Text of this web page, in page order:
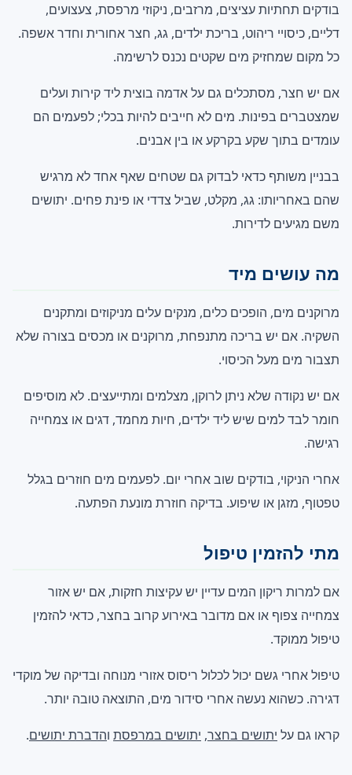
בודקים תחתיות עציצים, מרזבים, ניקוזי מרפסת, צעצועים,
דליים, כיסויי ריהוט, בריכת ילדים, גג, חצר אחורית וחדר אשפה.
כל מקום שמחזיק מים שקטים נכנס לרשימה.
אם יש חצר, מסתכלים גם על אדמה בוצית ליד קירות ועלים
שמצטברים בפינות. מים לא חייבים להיות בכלי; לפעמים הם
עומדים בתוך שקע בקרקע או בין אבנים.
בבניין משותף כדאי לבדוק גם שטחים שאף אחד לא מרגיש
שהם באחריותו: גג, מקלט, שביל צדדי או פינת פחים. יתושים
משם מגיעים לדירות.
מה עושים מיד
מרוקנים מים, הופכים כלים, מנקים עלים מניקוזים ומתקנים
השקיה. אם יש בריכה מתנפחת, מרוקנים או מכסים בצורה שלא
תצבור מים מעל הכיסוי.
אם יש נקודה שלא ניתן לרוקן, מצלמים ומתייעצים. לא מוסיפים
חומר לבד למים שיש ליד ילדים, חיות מחמד, דגים או צמחייה
רגישה.
אחרי הניקוי, בודקים שוב אחרי יום. לפעמים מים חוזרים בגלל
טפטוף, מזגן או שיפוע. בדיקה חוזרת מונעת הפתעה.
מתי להזמין טיפול
אם למרות ריקון המים עדיין יש עקיצות חזקות, אם יש אזור
צמחייה צפוף או אם מדובר באירוע קרוב בחצר, כדאי להזמין
טיפול ממוקד.
טיפול אחרי גשם יכול לכלול ריסוס אזורי מנוחה ובדיקה של מוקדי
דגירה. כשהוא נעשה אחרי סידור מים, התוצאה טובה יותר.
קראו גם על יתושים בחצר, יתושים במרפסת והדברת יתושים.